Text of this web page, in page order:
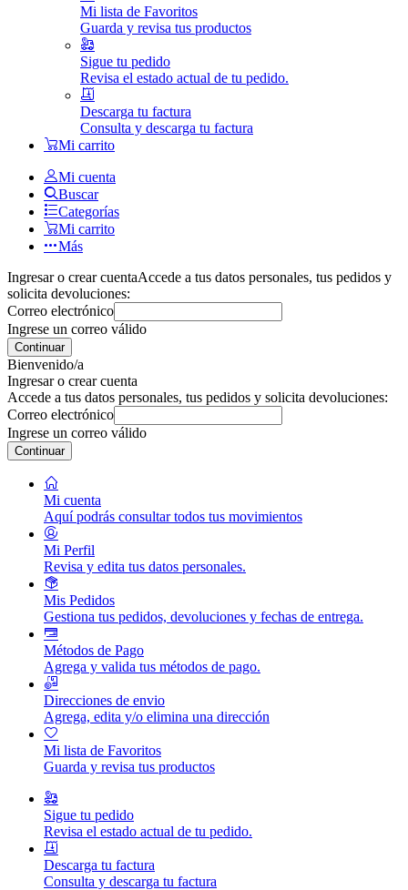
Mi lista de Favoritos
Guarda y revisa tus productos
Sigue tu pedido
Revisa el estado actual de tu pedido.
Descarga tu factura
Consulta y descarga tu factura
Mi carrito
Mi cuenta
Buscar
Categorías
Mi carrito
Más
Ingresar o crear cuentaAccede a tus datos personales, tus pedidos y
solicita devoluciones:
Correo electrónico
Ingrese un correo válido
Continuar
Bienvenido/a
Ingresar o crear cuenta
Accede a tus datos personales, tus pedidos y solicita devoluciones:
Correo electrónico
Ingrese un correo válido
Continuar
Mi cuenta
Aquí podrás consultar todos tus movimientos
Mi Perfil
Revisa y edita tus datos personales.
Mis Pedidos
Gestiona tus pedidos, devoluciones y fechas de entrega.
Métodos de Pago
Agrega y valida tus métodos de pago.
Direcciones de envio
Agrega, edita y/o elimina una dirección
Mi lista de Favoritos
Guarda y revisa tus productos
Sigue tu pedido
Revisa el estado actual de tu pedido.
Descarga tu factura
Consulta y descarga tu factura